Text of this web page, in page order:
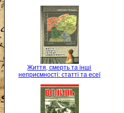
Життя, смерть та інші
неприємності: статті та есеї